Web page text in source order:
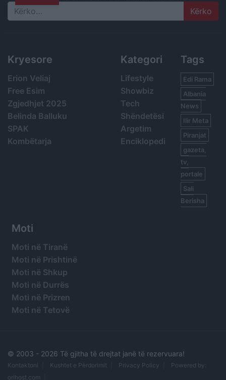
Search
Kryesore
Erion Veliaj
Free Esim
Zgjedhjet 2025
Belinda Balluku
SPAK
Kombëtarja
Kategori
Lifestyle
Showbiz
Tech
Shëndetësi
Argetim
Enciklopedi
Tags
Edi Rama
Albania
News
Ilir Meta
Piranjat
gazeta,
tv,
portale
Sali
Berisha
Moti
Moti në Tiranë
Moti në Prishtinë
Moti në Shkup
Moti në Durrës
Moti në Prizren
Moti në Tetovë
© 2003 - 2026 Të gjitha të drejtat janë të rezervuara!
Kontaktoni Kushtet e Përdorimit Privacy Policy
Powered by:
orihost.com